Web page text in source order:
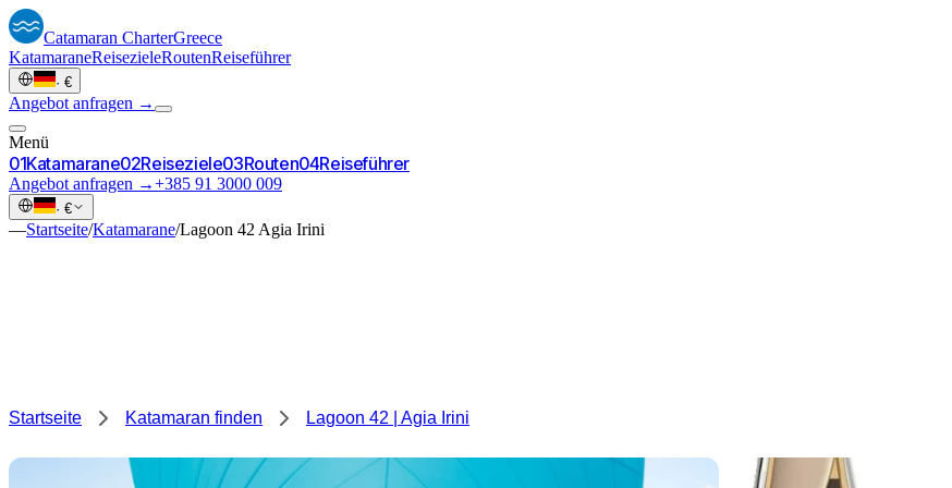
Catamaran CharterGreece
KatamaraneReisezieleRoutenReiseführer
· €
Angebot anfragen →
Menü
01Katamarane02Reiseziele03Routen04Reiseführer
Angebot anfragen →+385 91 3000 009
· €
—Startseite/Katamarane/Lagoon 42 Agia Irini
Startseite Katamaran finden Lagoon 42 | Agia Irini